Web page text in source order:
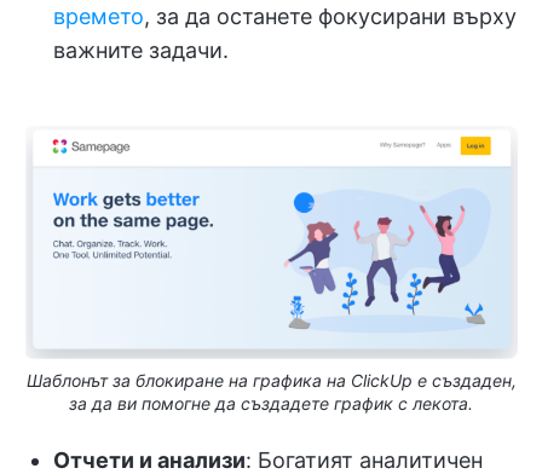
времето, за да останете фокусирани върху
важните задачи.
Шаблонът за блокиране на графика на ClickUp е създаден,
за да ви помогне да създадете график с лекота.
Отчети и анализи: Богатият аналитичен